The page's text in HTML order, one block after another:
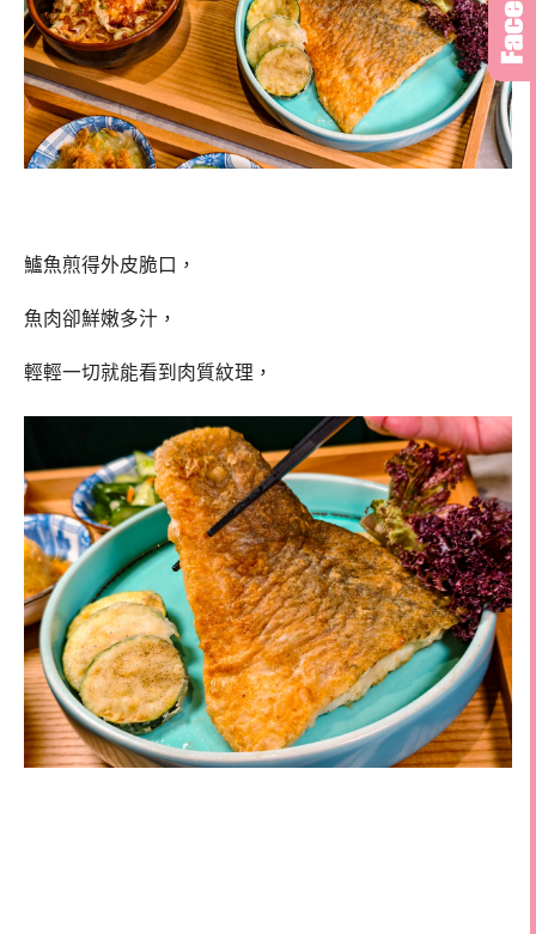
鱸魚煎得外皮脆口，
魚肉卻鮮嫩多汁，
輕輕一切就能看到肉質紋理，